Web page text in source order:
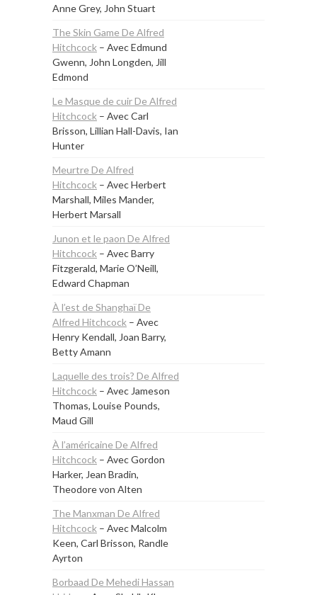
Anne Grey, John Stuart
The Skin Game De Alfred
Hitchcock – Avec Edmund
Gwenn, John Longden, Jill
Edmond
Le Masque de cuir De Alfred
Hitchcock – Avec Carl
Brisson, Lillian Hall-Davis, Ian
Hunter
Meurtre De Alfred
Hitchcock – Avec Herbert
Marshall, Miles Mander,
Herbert Marsall
Junon et le paon De Alfred
Hitchcock – Avec Barry
Fitzgerald, Marie O’Neill,
Edward Chapman
À l’est de Shanghaï De
Alfred Hitchcock – Avec
Henry Kendall, Joan Barry,
Betty Amann
Laquelle des trois? De Alfred
Hitchcock – Avec Jameson
Thomas, Louise Pounds,
Maud Gill
À l’américaine De Alfred
Hitchcock – Avec Gordon
Harker, Jean Bradin,
Theodore von Alten
The Manxman De Alfred
Hitchcock – Avec Malcolm
Keen, Carl Brisson, Randle
Ayrton
Borbaad De Mehedi Hassan